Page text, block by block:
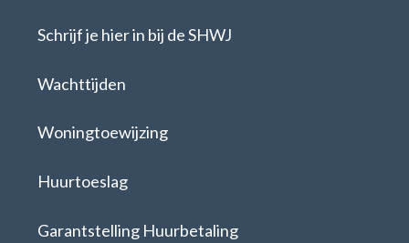
Schrijf je hier in bij de SHWJ
Wachttijden
Woningtoewijzing
Huurtoeslag
Garantstelling Huurbetaling